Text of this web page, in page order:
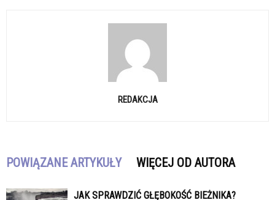
REDAKCJA
POWIĄZANE ARTYKUŁY WIĘCEJ OD AUTORA
JAK SPRAWDZIĆ GŁĘBOKOŚĆ BIEŻNIKA?